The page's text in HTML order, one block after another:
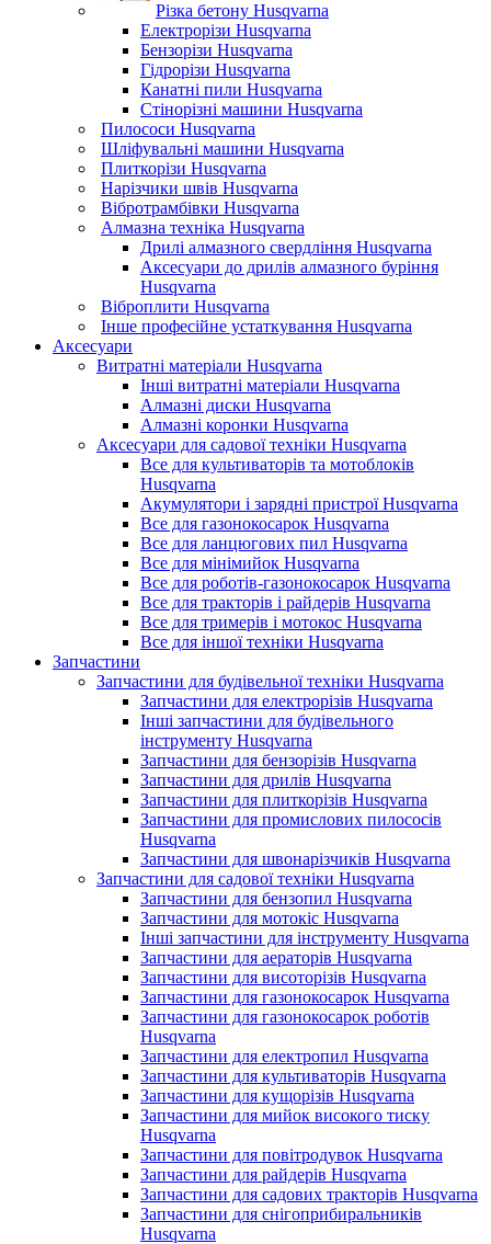
Різка бетону Husqvarna
Електрорізи Husqvarna
Бензорізи Husqvarna
Гідрорізи Husqvarna
Канатні пили Husqvarna
Стінорізні машини Husqvarna
Пилососи Husqvarna
Шліфувальні машини Husqvarna
Плиткорізи Husqvarna
Нарізчики швів Husqvarna
Вібротрамбівки Husqvarna
Алмазна техніка Husqvarna
Дрилі алмазного свердління Husqvarna
Аксесуари до дрилів алмазного буріння
Husqvarna
Віброплити Husqvarna
Інше професійне устаткування Husqvarna
Аксесуари
Витратні матеріали Husqvarna
Інші витратні матеріали Husqvarna
Алмазні диски Husqvarna
Алмазні коронки Husqvarna
Аксесуари для садової техніки Husqvarna
Все для культиваторів та мотоблоків
Husqvarna
Акумулятори і зарядні пристрої Husqvarna
Все для газонокосарок Husqvarna
Все для ланцюгових пил Husqvarna
Все для мінімийок Husqvarna
Все для роботів-газонокосарок Husqvarna
Все для тракторів і райдерів Husqvarna
Все для тримерів і мотокос Husqvarna
Все для іншої техніки Husqvarna
Запчастини
Запчастини для будівельної техніки Husqvarna
Запчастини для електрорізів Husqvarna
Інші запчастини для будівельного
інструменту Husqvarna
Запчастини для бензорізів Husqvarna
Запчастини для дрилів Husqvarna
Запчастини для плиткорізів Husqvarna
Запчастини для промислових пилососів
Husqvarna
Запчастини для швонарізчиків Husqvarna
Запчастини для садової техніки Husqvarna
Запчастини для бензопил Husqvarna
Запчастини для мотокіс Husqvarna
Інші запчастини для інструменту Husqvarna
Запчастини для аераторів Husqvarna
Запчастини для висоторізів Husqvarna
Запчастини для газонокосарок Husqvarna
Запчастини для газонокосарок роботів
Husqvarna
Запчастини для електропил Husqvarna
Запчастини для культиваторів Husqvarna
Запчастини для кущорізів Husqvarna
Запчастини для мийок високого тиску
Husqvarna
Запчастини для повітродувок Husqvarna
Запчастини для райдерів Husqvarna
Запчастини для садових тракторів Husqvarna
Запчастини для снігоприбиральників
Husqvarna